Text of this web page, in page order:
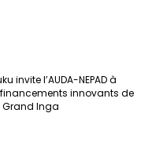
invite l’AUDA-NEPAD à
innovants de
Grand Inga